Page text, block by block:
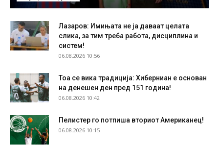
Лазаров: Имињата не ја даваат целата
слика, за тим треба работа, дисциплина и
систем!
06.08.2026 10:56
Тоа се вика традиција: Хиберниан е основан
на денешен ден пред 151 година!
06.08.2026 10:42
Пелистер го потпиша вториот Американец!
06.08.2026 10:15